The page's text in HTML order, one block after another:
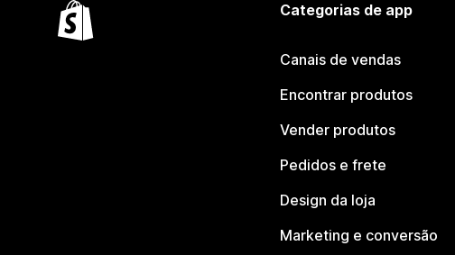
Categorias de app
Canais de vendas
Encontrar produtos
Vender produtos
Pedidos e frete
Design da loja
Marketing e conversão